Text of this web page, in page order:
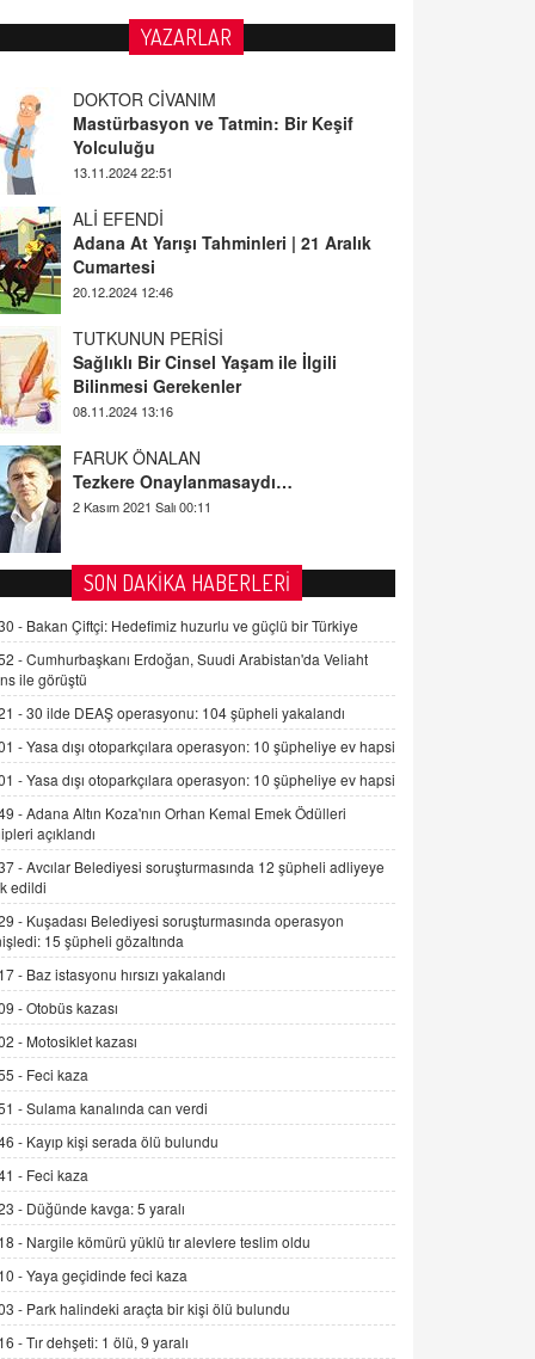
YAZARLAR
DOKTOR CİVANIM
Mastürbasyon ve Tatmin: Bir Keşif
Yolculuğu
13.11.2024 22:51
ALİ EFENDİ
Adana At Yarışı Tahminleri | 21 Aralık
Cumartesi
20.12.2024 12:46
TUTKUNUN PERİSİ
Sağlıklı Bir Cinsel Yaşam ile İlgili
Bilinmesi Gerekenler
08.11.2024 13:16
FARUK ÖNALAN
Tezkere Onaylanmasaydı…
2 Kasım 2021 Salı 00:11
AV. DOĞAN CAN DOĞAN
Kişisel verilerin korunması ve dijital
hukukun gelişimi
15.09.2025 16:17
SEHER EREK
Kış Ayları Geldi, Hangi Önlemler
Alınmalı?
9.12.2025 10:11
İNCİ GÜL AKÖL
Trump Keşke Adana'yı da Ziyaret Etse...
06.07.2026 13:00
ADEM AKÖL
Esed Destekçilerinin Yüzüne Vurulan
Şamar: Sednaya
11.12.2024 12:30
DR. EKREM ASLAN
Gerçek Ne, Algı Ne? "Beraber
Yürüyoruz" Cümlesinin Peşinden
19.07.2025 12:45
GÖNÜL MENEKŞE
Şifacının Yolu
04.11.2025 12:56
AV. RÜMEYSA ÖZKALE
Kira Uyuşmazlıklarında Dava Açmadan
Önce Arabulucuya Başvuru Şartı
SON DAKİKA HABERLERİ
- Bakan Çiftçi: Hedefimiz huzurlu ve güçlü bir Türkiye
-Cumhurbaşkanı Erdoğan, Suudi Arabistan'da Veliaht
ile görüştü
-30 ilde DEAŞ operasyonu: 104 şüpheli yakalandı
-Yasa dışı otoparkçılara operasyon: 10 şüpheliye ev hapsi
-Yasa dışı otoparkçılara operasyon: 10 şüpheliye ev hapsi
-Adana Altın Koza'nın Orhan Kemal Emek Ödülleri
açıklandı
-Avcılar Belediyesi soruşturmasında 12 şüpheli adliyeye
edildi
- Kuşadası Belediyesi soruşturmasında operasyon
15 şüpheli gözaltında
- Baz istasyonu hırsızı yakalandı
-Otobüs kazası
- Motosiklet kazası
- Feci kaza
-Sulama kanalında can verdi
- Kayıp kişi serada ölü bulundu
- Feci kaza
- Düğünde kavga: 5 yaralı
- Nargile kömürü yüklü tır alevlere teslim oldu
-Yaya geçidinde feci kaza
- Park halindeki araçta bir kişi ölü bulundu
-Tır dehşeti: 1 ölü, 9 yaralı